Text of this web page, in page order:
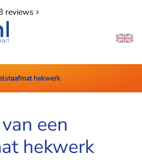
reviews
hekwerk
een
hekwerk